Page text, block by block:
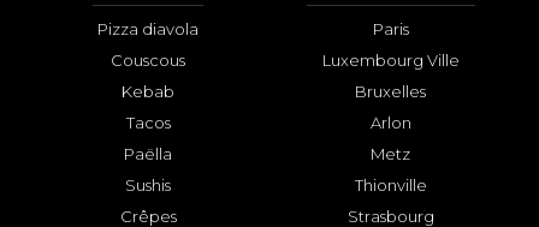
Pizza diavola
Couscous
Kebab
Tacos
Paëlla
Sushis
Crêpes
Paris
Luxembourg Ville
Bruxelles
Arlon
Metz
Thionville
Strasbourg